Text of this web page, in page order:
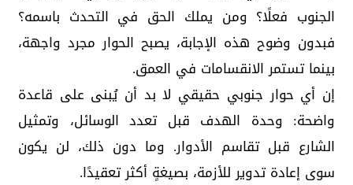
الجنوب فعلًا؟ ومن يملك الحق في التحدث باسمه؟
فبدون وضوح هذه الإجابة، يصبح الحوار مجرد واجهة،
بينما تستمر الانقسامات في العمق.
إن أي حوار جنوبي حقيقي لا بد أن يُبنى على قاعدة
واضحة: وحدة الهدف قبل تعدد الوسائل، وتمثيل
الشارع قبل تقاسم الأدوار. وما دون ذلك، لن يكون
سوى إعادة تدوير للأزمة، بصيغةٍ أكثر تعقيدًا.